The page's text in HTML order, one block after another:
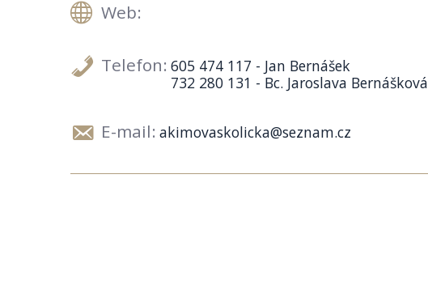
Web:
Telefon: 605 474 117 - Jan Bernášek
732 280 131 - Bc. Jaroslava Bernášková
E-mail: akimovaskolicka@seznam.cz